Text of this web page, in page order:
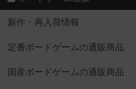
新作・再入荷情報
定番ボードゲームの通販商品
国産ボードゲームの通販商品